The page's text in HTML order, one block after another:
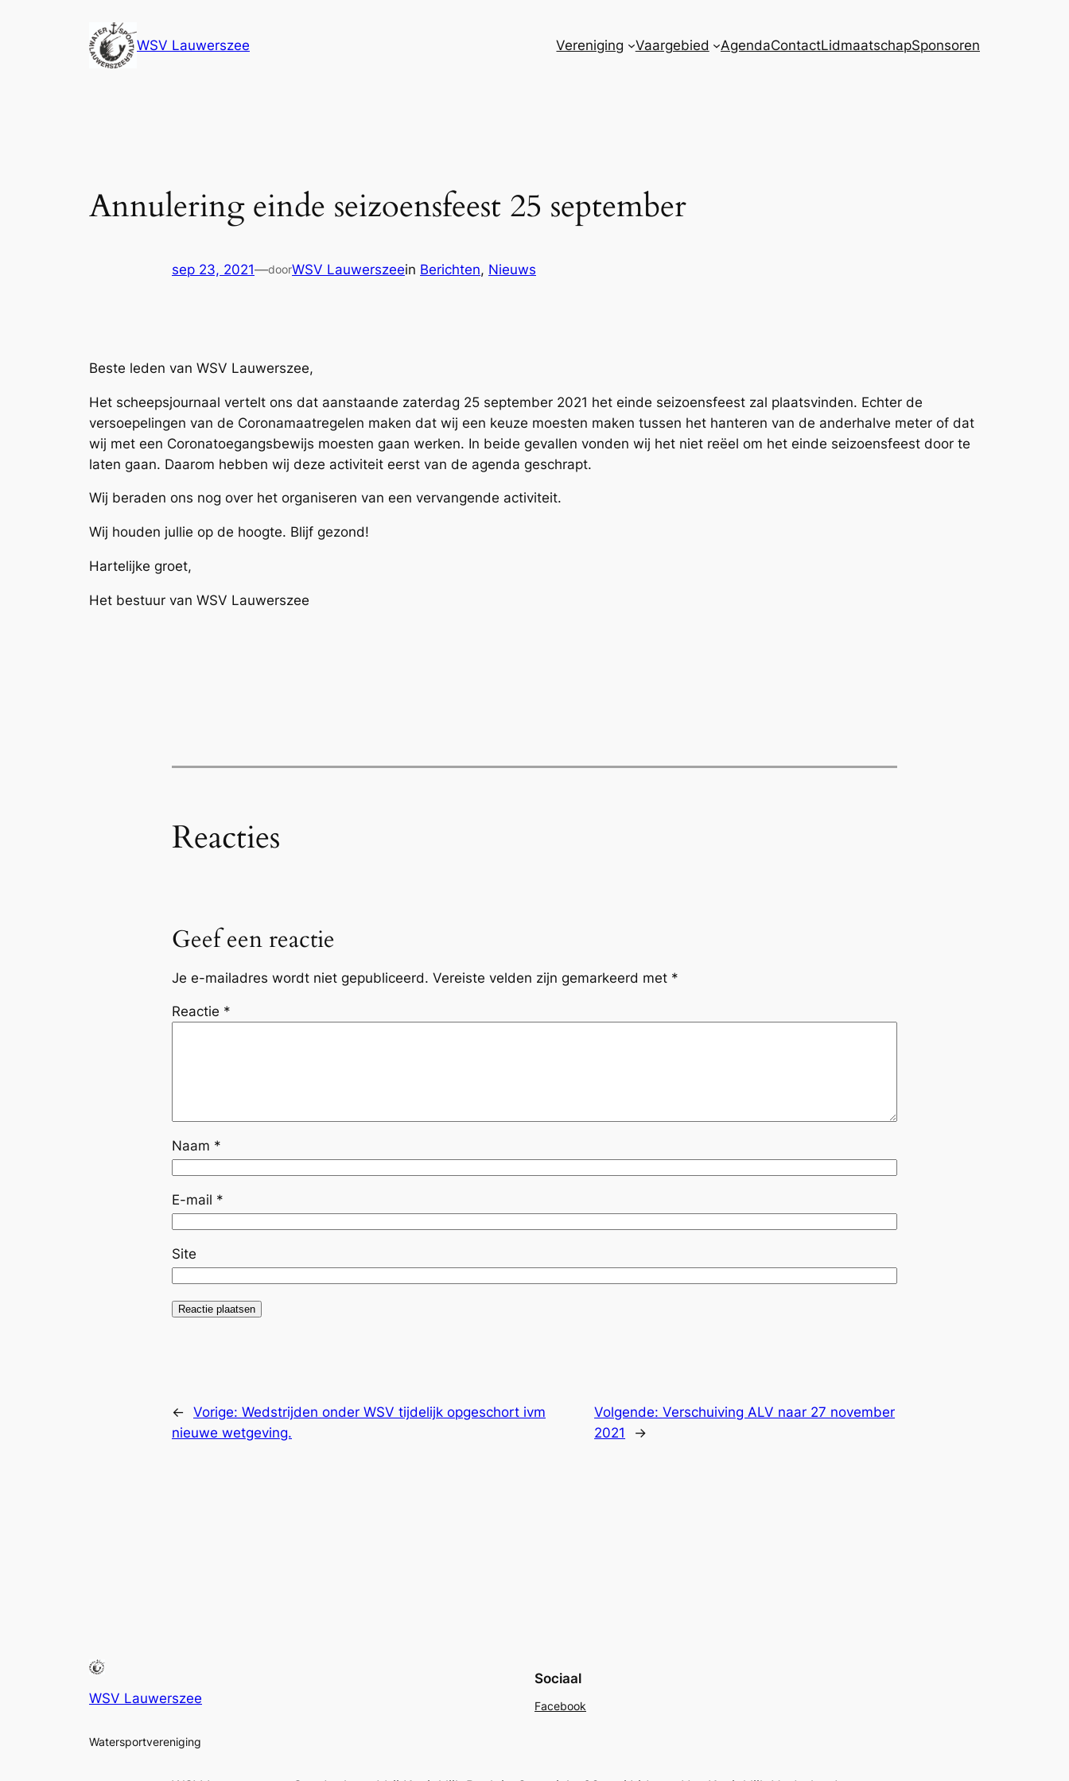
WSV Lauwerszee Vereniging Vaargebied AgendaContactLidmaatschapSponsoren
Annulering einde seizoensfeest 25 september
sep 23, 2021—doorWSV Lauwerszeein Berichten, Nieuws
Beste leden van WSV Lauwerszee,
Het scheepsjournaal vertelt ons dat aanstaande zaterdag 25 september 2021 het einde seizoensfeest zal plaatsvinden. Echter de
versoepelingen van de Coronamaatregelen maken dat wij een keuze moesten maken tussen het hanteren van de anderhalve meter of dat
wij met een Coronatoegangsbewijs moesten gaan werken. In beide gevallen vonden wij het niet reëel om het einde seizoensfeest door te
laten gaan. Daarom hebben wij deze activiteit eerst van de agenda geschrapt.
Wij beraden ons nog over het organiseren van een vervangende activiteit.
Wij houden jullie op de hoogte. Blijf gezond!
Hartelijke groet,
Het bestuur van WSV Lauwerszee
Reacties
Geef een reactie
Je e-mailadres wordt niet gepubliceerd. Vereiste velden zijn gemarkeerd met *
Reactie *
Naam *
E-mail *
Site
← Vorige: Wedstrijden onder WSV tijdelijk opgeschort ivm
nieuwe wetgeving.
Volgende:Verschuiving ALV naar 27 november
2021
→
WSV Lauwerszee
Watersportvereniging
Sociaal
Facebook